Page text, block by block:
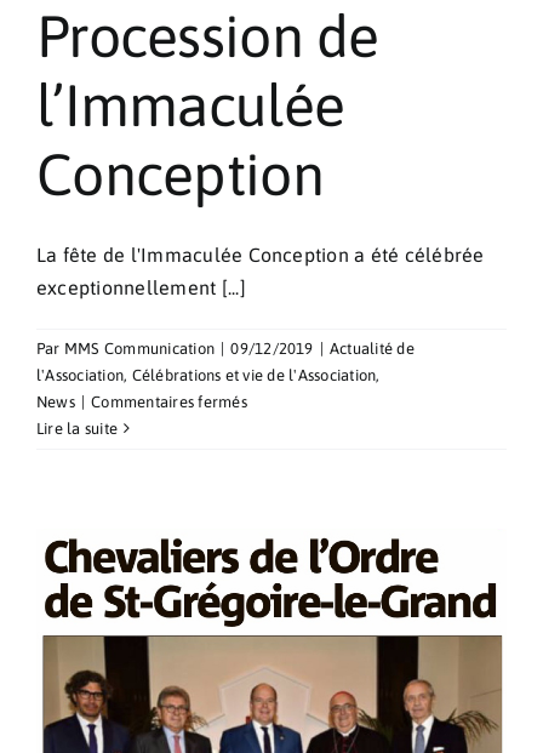
Procession de
l’Immaculée
Conception
La fête de l'Immaculée Conception a été célébrée
exceptionnellement [...]
Par MMS Communication | 09/12/2019 | Actualité de
l'Association, Célébrations et vie de l'Association,
News | Commentaires ferméssur
Lire la suite